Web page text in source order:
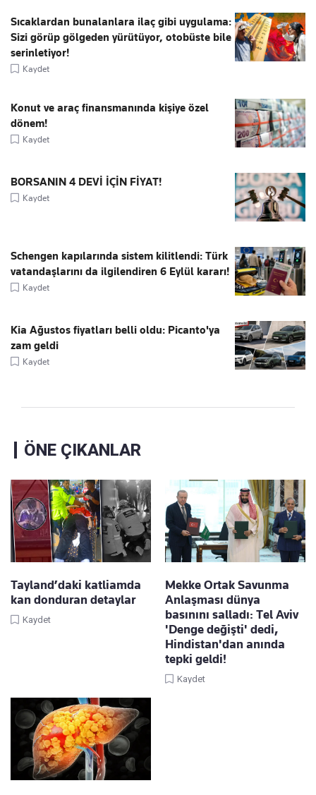
Sıcaklardan bunalanlara ilaç gibi uygulama:
Sizi görüp gölgeden yürütüyor, otobüste bile
serinletiyor!
Kaydet
Konut ve araç finansmanında kişiye özel
dönem!
Kaydet
BORSANIN 4 DEVİ İÇİN FİYAT!
Kaydet
Schengen kapılarında sistem kilitlendi: Türk
vatandaşlarını da ilgilendiren 6 Eylül kararı!
Kaydet
Kia Ağustos fiyatları belli oldu: Picanto'ya
zam geldi
Kaydet
ÖNE ÇIKANLAR
Tayland’daki katliamda
kan donduran detaylar
Kaydet
Mekke Ortak Savunma
Anlaşması dünya
basınını salladı: Tel Aviv
'Denge değişti' dedi,
Hindistan'dan anında
tepki geldi!
Kaydet